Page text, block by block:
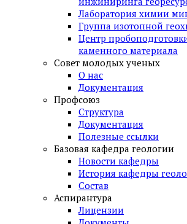
Лаборатория химии
Группа изотопной
Центр
каменного материала
Совет молодых ученых
О нас
Документация
Профсоюз
Структура
Документация
Полезные ссылки
Базовая кафедра геологии
Новости кафедры
История кафедры
Состав
Аспирантура
Лицензии